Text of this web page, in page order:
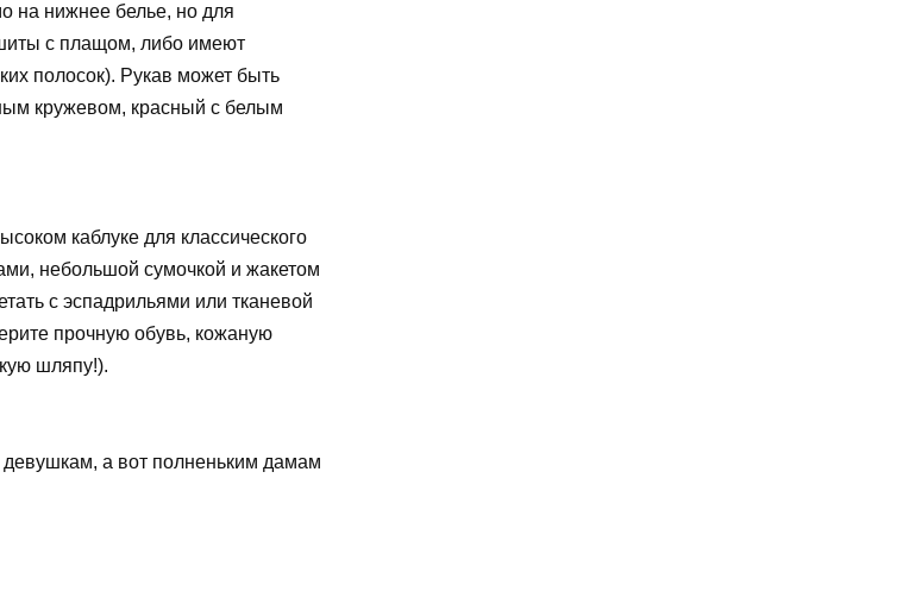
на нижнее белье, но для
с плащом, либо имеют
полосок). Рукав может быть
кружевом, красный с белым
каблуке для классического
небольшой сумочкой и жакетом
с эспадрильями или тканевой
прочную обувь, кожаную
шляпу!).
а вот полненьким дамам